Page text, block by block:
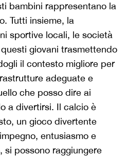
bambini rappresentano la
Tutti insieme, la
sportive locali, le società
giovani trasmettendo
il contesto migliore per
adeguate e
che posso dire ai
a divertirsi. Il calcio è
un gioco divertente
entusiasmo e
si possono raggiungere